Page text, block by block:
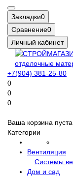
Закладки0
Сравнение0
Личный кабинет
+7(904) 381-25-80
0
0
0
Ваша корзина
Категории
Вентиляция
Системы
Дом и сад